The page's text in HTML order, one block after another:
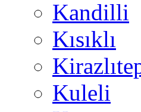
Kandilli
Kısıklı
Kuleli